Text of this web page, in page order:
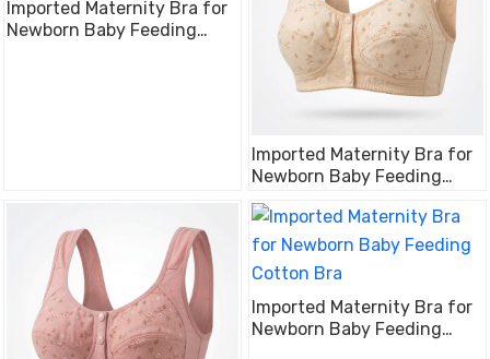
Imported Maternity Bra for
Newborn Baby Feeding
Imported Maternity Bra for
Newborn Baby Feeding
Cotton Bra
Imported Maternity Bra for
Newborn Baby Feeding